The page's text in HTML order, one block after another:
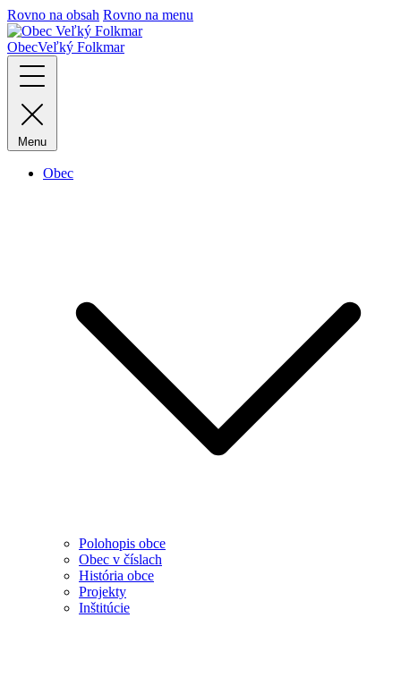
Rovno na obsah Rovno na menu
ObecVeľký Folkmar
Menu
Obec
Polohopis obce
Obec v číslach
História obce
Projekty
Inštitúcie